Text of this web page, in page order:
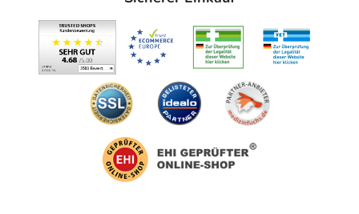
Abschätzung durchgeführt werden bei: Hypernatriämie,
Hyperchlorämie, Hypercalcämie, Niereninsuffizienz (aufgrund des
Natrium-, Kalium- und Calciumgehaltes der Infusionslösung),
Herzerkrankungen (aufgrund des Natrium- und Kaliumgehaltes),
Erkrankungen, die eine restriktive Natriumzufuhr gebieten (wie
generalisierte Ödeme, Lungenödem, Hypertonie, Eklampsie),
Zuständen, die zu Hyperkaliämie führen können (wie
Nebennierenrindeninsuffizienz, ausgedehnte Gewebezerstörungen
wie z. B. bei schweren Verbrennungen), Erkrankungen, die mit
einem erhöhten Vitamin-D-Spiegel einhergehen, wie z. B.